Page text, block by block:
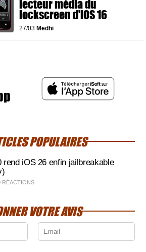
lecteur média du
lockscreen d'iOS 16
27/03 Medhi
POPULAIRES
rend iOS 26 enfin jailbreakable
RÉACTIONS
VOTRE AVIS